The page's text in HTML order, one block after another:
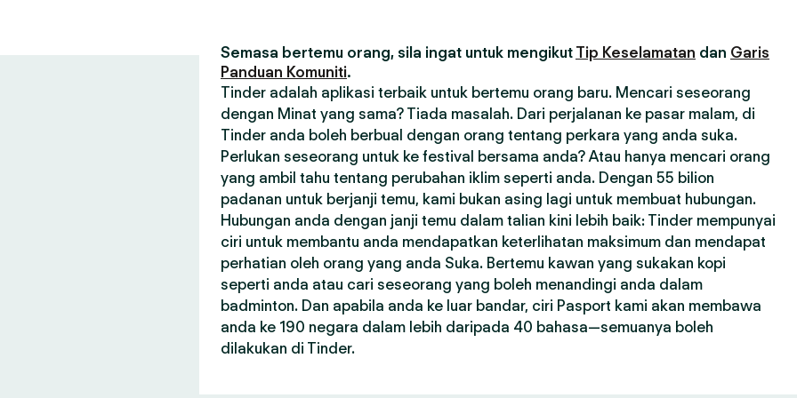
Semasa bertemu orang, sila ingat untuk mengikut Tip Keselamatan dan Garis
Panduan Komuniti.
Tinder adalah aplikasi terbaik untuk bertemu orang baru. Mencari seseorang
dengan Minat yang sama? Tiada masalah. Dari perjalanan ke pasar malam, di
Tinder anda boleh berbual dengan orang tentang perkara yang anda suka.
Perlukan seseorang untuk ke festival bersama anda? Atau hanya mencari orang
yang ambil tahu tentang perubahan iklim seperti anda. Dengan 55 bilion
padanan untuk berjanji temu, kami bukan asing lagi untuk membuat hubungan.
Hubungan anda dengan janji temu dalam talian kini lebih baik: Tinder mempunyai
ciri untuk membantu anda mendapatkan keterlihatan maksimum dan mendapat
perhatian oleh orang yang anda Suka. Bertemu kawan yang sukakan kopi
seperti anda atau cari seseorang yang boleh menandingi anda dalam
badminton. Dan apabila anda ke luar bandar, ciri Pasport kami akan membawa
anda ke 190 negara dalam lebih daripada 40 bahasa—semuanya boleh
dilakukan di Tinder.